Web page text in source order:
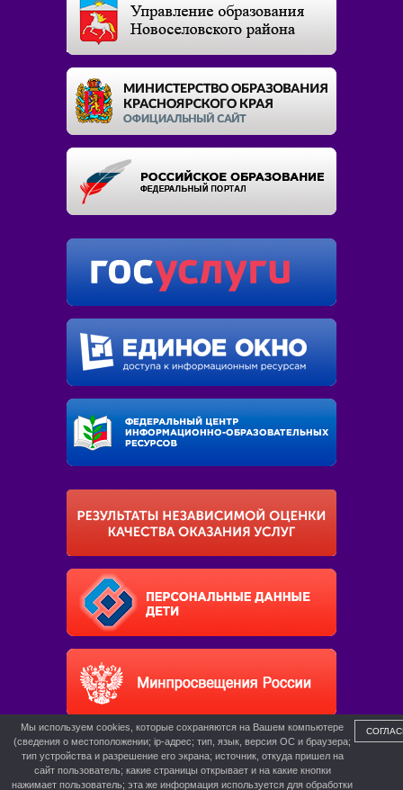
Мы используем cookies, которые сохраняются на Вашем компьютере
(сведения о местоположении; ip-адрес; тип, язык, версия ОС и браузера;
тип устройства и разрешение его экрана; источник, откуда пришел на
сайт пользователь; какие страницы открывает и на какие кнопки
нажимает пользователь; эта же информация используется для обработки